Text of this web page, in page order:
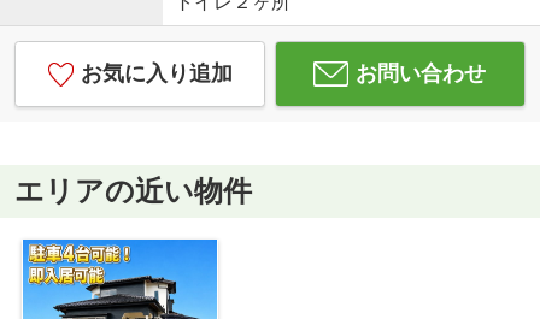
お気に入り追加 お問い合わせ
エリアの近い物件